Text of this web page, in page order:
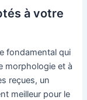
à votre
fondamental qui
morphologie et à
reçues, un
meilleur pour le